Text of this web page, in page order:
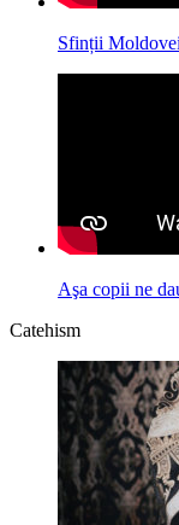
Sfinții
Aşa copii ne
Catehism